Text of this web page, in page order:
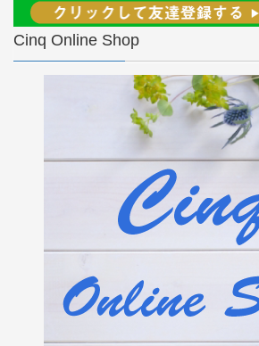
Cinq Online Shop